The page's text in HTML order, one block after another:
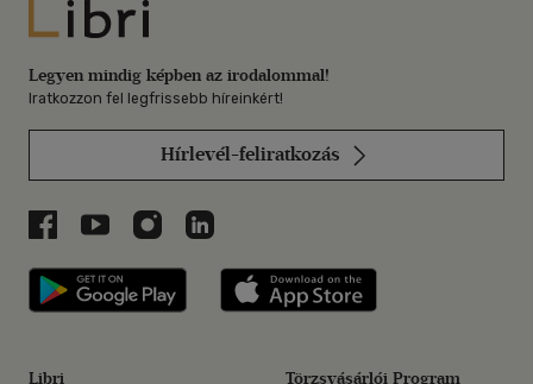
Libri
Legyen mindig képben az irodalommal!
Iratkozzon fel legfrissebb híreinkért!
Hírlevél-feliratkozás
Libri a Facebookon
Libri a Youtube-on
Libri az Instagramon
Libri a LinkedInen
Libri applikáció Szerezd meg: Google
Libri Törzsvásárlói Program